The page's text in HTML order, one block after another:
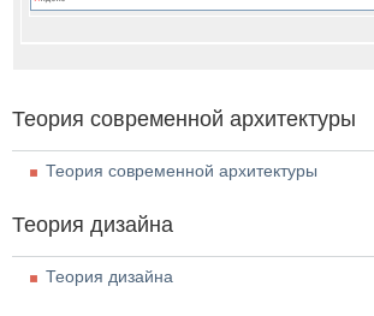
Теория современной архитектуры
Теория современной архитектуры
Теория дизайна
Теория дизайна